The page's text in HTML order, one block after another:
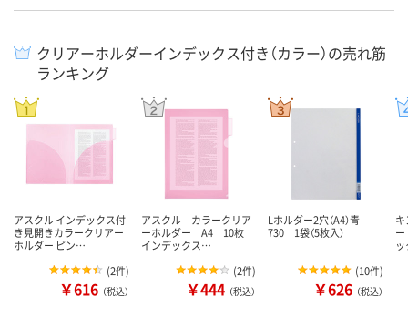
クリアーホルダーインデックス付き（カラー）の売れ筋
ランキング
アスクル インデックス付
き見開きカラークリアー
ホルダー ピン…
(2件)
￥616 （税込）
アスクル カラークリア
ーホルダー A4 10枚
インデックス…
(2件)
￥444 （税込）
Lホルダー2穴（A4）青
730 1袋（5枚入）
(10件)
￥626 （税込）